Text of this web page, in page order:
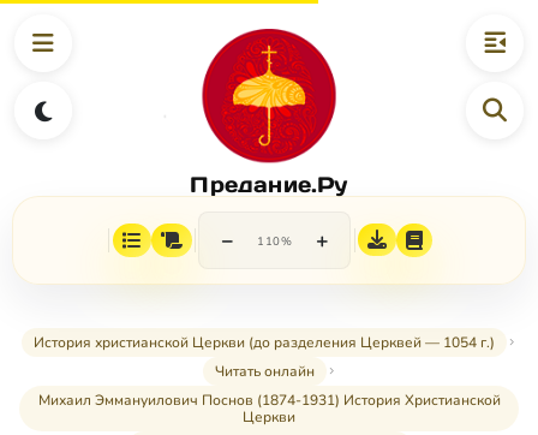
Предание.Ру
− 110% +
История христианской Церкви (до разделения Церквей — 1054 г.)
Читать онлайн
Михаил Эммануилович Поснов (1874-1931) История Христианской
Церкви